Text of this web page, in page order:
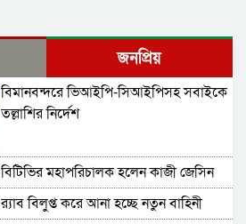
জনপ্রিয়
বিমানবন্দরে ভিআইপি-সিআইপিসহ সবাইকে
তল্লাশির নির্দেশ
বিটিভির মহাপরিচালক হলেন কাজী জেসিন
র‍্যাব বিলুপ্ত করে আনা হচ্ছে নতুন বাহিনী